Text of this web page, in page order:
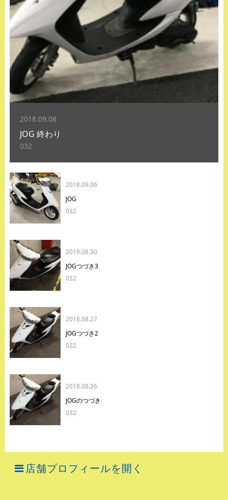
2018.09.08
JOG 終わり
032
2018.09.06
JOG
032
2018.08.30
JOGつづき3
032
2018.08.27
JOGつづき2
032
2018.08.26
JOGのつづき
032
店舗プロフィールを開く